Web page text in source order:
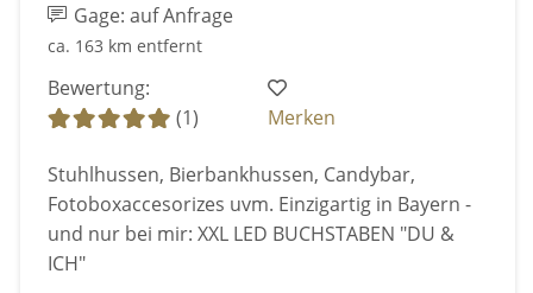
Gage: auf Anfrage
ca. 163 km entfernt
Bewertung:
(1)
Merken
Stuhlhussen, Bierbankhussen, Candybar,
Fotoboxaccesorizes uvm. Einzigartig in Bayern -
und nur bei mir: XXL LED BUCHSTABEN "DU &
ICH"